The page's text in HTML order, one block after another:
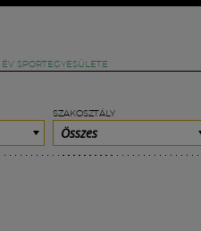
SPORTEGYESÜLETE
SZAKOSZTÁLY
Összes